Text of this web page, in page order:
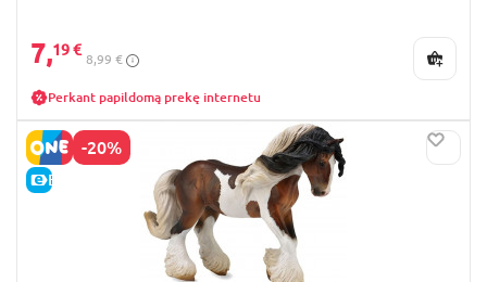
7,19 €
8,99 €
Perkant papildomą prekę internetu
-20%
E-KAINA